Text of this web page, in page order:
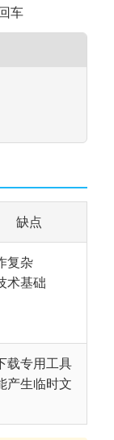
车
缺点
复杂
术基础
载专用工具
产生临时文